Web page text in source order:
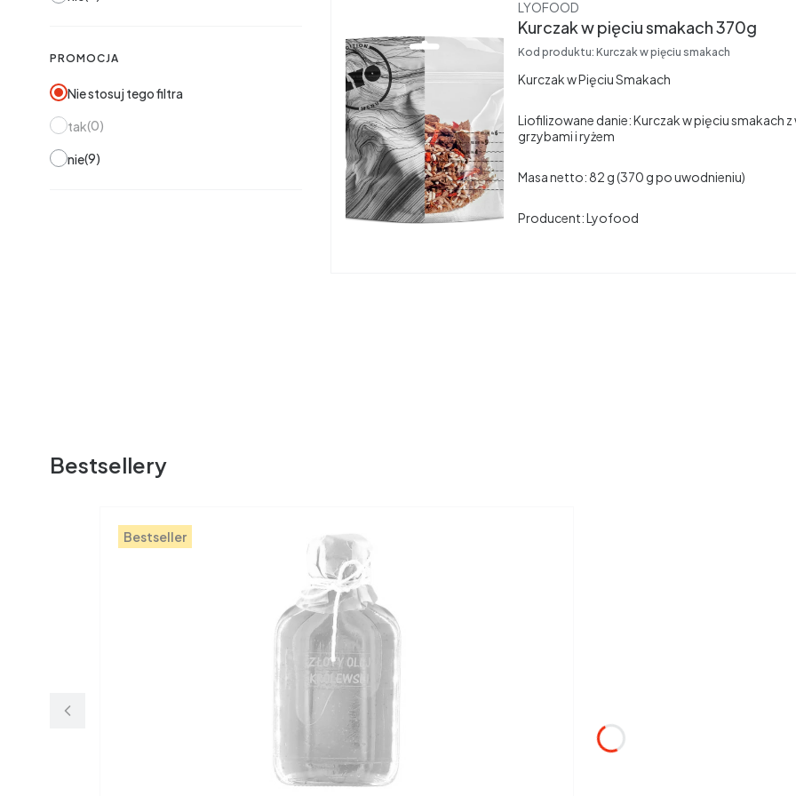
PROMOCJA
Nie stosuj tego filtra
tak 0
nie 9
Producent
LYOFOOD
Kurczak w pięciu smakach 370g
Kod produktu: Kurczak w pięciu smakach
Kurczak w Pięciu Smakach
Liofilizowane danie: Kurczak w pięciu smakach
grzybami i ryżem
Masa netto: 82 g (370 g po uwodnieniu)
Producent: Lyofood
Bestsellery
Bestseller